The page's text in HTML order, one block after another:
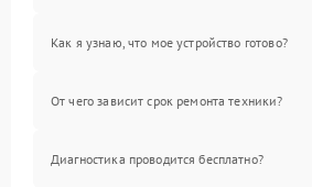
Как я узнаю, что мое устройство готово?
От чего зависит срок ремонта техники?
Диагностика проводится бесплатно?